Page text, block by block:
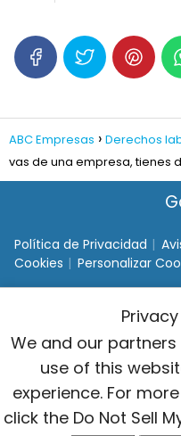
ABC Empresas Derechos
vas de una empresa, tienes
Política de Privacidad
Cookies
Personalizar
We and our
use of this
experience. For
click the Do Not Sell